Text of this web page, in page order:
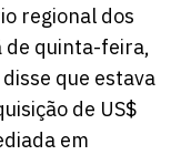
regional dos
de quinta-feira,
que estava
de US$
em